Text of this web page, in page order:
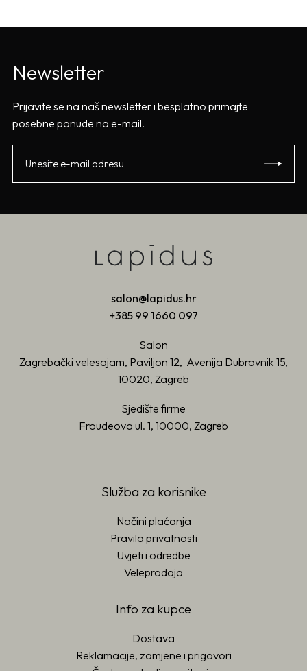
Newsletter
Prijavite se na naš newsletter i besplatno primajte
posebne ponude na e-mail.
salon@lapidus.hr
+385 99 1660 097
Salon
Zagrebački velesajam, Paviljon 12, Avenija Dubrovnik 15,
10020, Zagreb
Sjedište firme
Froudeova ul. 1, 10000, Zagreb
Služba za korisnike
Načini plaćanja
Pravila privatnosti
Uvjeti i odredbe
Veleprodaja
Info za kupce
Dostava
Reklamacije, zamjene i prigovori